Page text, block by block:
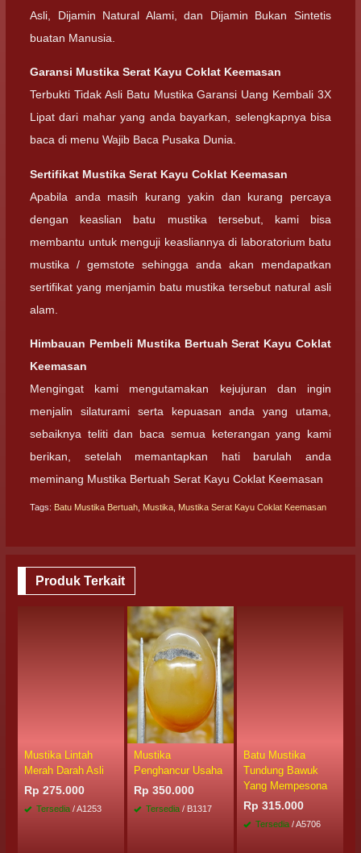
Asli, Dijamin Natural Alami, dan Dijamin Bukan Sintetis
buatan Manusia.
Garansi Mustika Serat Kayu Coklat Keemasan
Terbukti Tidak Asli Batu Mustika Garansi Uang Kembali 3X
Lipat dari mahar yang anda bayarkan, selengkapnya bisa
baca di menu Wajib Baca Pusaka Dunia.
Sertifikat Mustika Serat Kayu Coklat Keemasan
Apabila anda masih kurang yakin dan kurang percaya
dengan keaslian batu mustika tersebut, kami bisa
membantu untuk menguji keasliannya di laboratorium batu
mustika / gemstote sehingga anda akan mendapatkan
sertifikat yang menjamin batu mustika tersebut natural asli
alam.
Himbauan Pembeli Mustika Bertuah Serat Kayu Coklat
Keemasan
Mengingat kami mengutamakan kejujuran dan ingin
menjalin silaturami serta kepuasan anda yang utama,
sebaiknya teliti dan baca semua keterangan yang kami
berikan, setelah memantapkan hati barulah anda
meminang Mustika Bertuah Serat Kayu Coklat Keemasan
Tags: Batu Mustika Bertuah Mustika Mustika Serat Kayu Coklat Keemasan
Produk Terkait
Mustika Lintah
Merah Darah Asli
Rp 275.000
Tersedia / A1253
Mustika
Penghancur Usaha
Rp 350.000
Tersedia / B1317
Batu Mustika
Tundung Bawuk
Yang Mempesona
Rp 315.000
Tersedia / A5706